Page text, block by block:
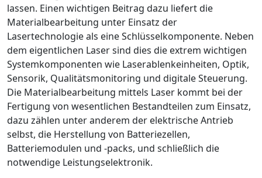
lassen. Einen wichtigen Beitrag dazu liefert die
Materialbearbeitung unter Einsatz der
Lasertechnologie als eine Schlüsselkomponente. Neben
dem eigentlichen Laser sind dies die extrem wichtigen
Systemkomponenten wie Laserablenkeinheiten, Optik,
Sensorik, Qualitätsmonitoring und digitale Steuerung.
Die Materialbearbeitung mittels Laser kommt bei der
Fertigung von wesentlichen Bestandteilen zum Einsatz,
dazu zählen unter anderem der elektrische Antrieb
selbst, die Herstellung von Batteriezellen,
Batteriemodulen und -packs, und schließlich die
notwendige Leistungselektronik.